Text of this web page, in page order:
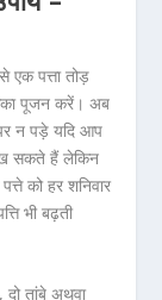
एक पत्ता तोड़
पूजन करें। अब
न पड़े यदि आप
सकते हैं लेकिन
को हर शनिवार
भी बढ़ती
तांबे अथवा